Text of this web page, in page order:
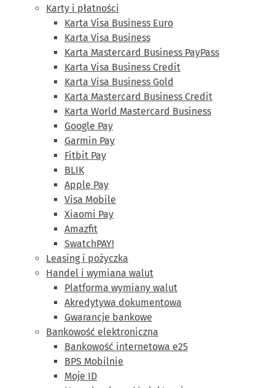
Karty i płatności
Karta Visa Business Euro
Karta Visa Business
Karta Mastercard Business PayPass
Karta Visa Business Credit
Karta Visa Business Gold
Karta Mastercard Business Credit
Karta World Mastercard Business
Google Pay
Garmin Pay
Fitbit Pay
BLIK
Apple Pay
Visa Mobile
Xiaomi Pay
Amazfit
SwatchPAY!
Leasing i pożyczka
Handel i wymiana walut
Platforma wymiany walut
Akredytywa dokumentowa
Gwarancje bankowe
Bankowość elektroniczna
Bankowość internetowa e25
BPS Mobilnie
Moje ID